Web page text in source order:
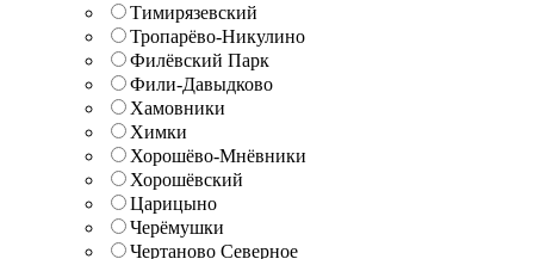
Тимирязевский
Тропарёво-Никулино
Филёвский Парк
Фили-Давыдково
Хамовники
Химки
Хорошёво-Мнёвники
Хорошёвский
Царицыно
Черёмушки
Чертаново Северное